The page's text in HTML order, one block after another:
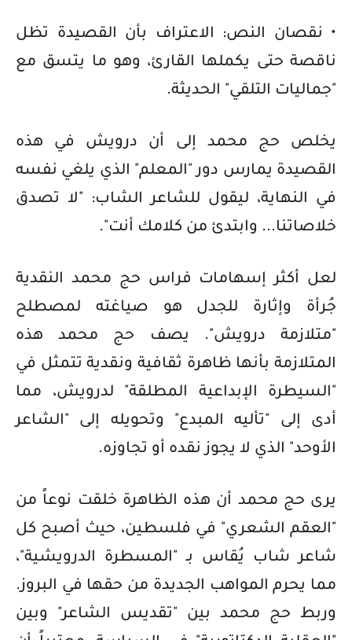
• نقصان النص: الاعتراف بأن القصيدة تظل
ناقصة حتى يكملها القارئ، وهو ما يتسق مع
"جماليات التلقي" الحديثة.
يخلص حج محمد إلى أن درويش في هذه
القصيدة يمارس دور "المعلم" الذي يلغي نفسه
في النهاية، ليقول للشاعر الشاب: "لا تصدق
خلاصاتنا... وابتدئ من كلامك أنت".
لعل أكثر إسهامات فراس حج محمد النقدية
جُرأة وإثارة للجدل هو صياغته لمصطلح
"متلازمة درويش". يصف حج محمد هذه
المتلازمة بأنها ظاهرة ثقافية ونقدية تتمثل في
"السيطرة الإبداعية المطلقة" لدرويش، مما
أدى إلى "تأليه المبدع" وتحويله إلى "الشاعر
الأوحد" الذي لا يجوز نقده أو تجاوزه.
يرى حج محمد أن هذه الظاهرة خلقت نوعاً من
"العقم الشعري" في فلسطين، حيث أصبح كل
شاعر شاب يُقاس بـ "المسطرة الدرويشية"،
مما يحرم المواهب الجديدة من حقها في البروز.
وربط حج محمد بين "تقديس الشاعر" وبين